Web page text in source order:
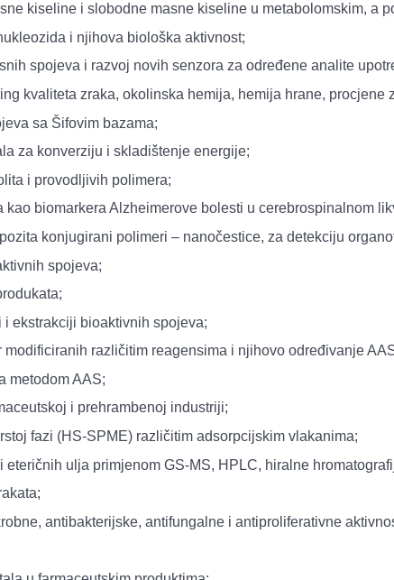
kiseline i slobodne masne kiseline u metabolomskim, a
i njihova biološka aktivnost;
spojeva i razvoj novih senzora za određene analite
kvaliteta zraka, okolinska hemija, hemija hrane, procjene
sa Šifovim bazama;
za konverziju i skladištenje energije;
i provodljivih polimera;
biomarkera Alzheimerove bolesti u cerebrospinalnom
konjugirani polimeri – nanočestice, za detekciju
spojeva;
ekstrakciji bioaktivnih spojeva;
različitim reagensima i njihovo određivanje
metodom AAS;
i prehrambenoj industriji;
fazi (HS-SPME) različitim adsorpcijskim vlakanima;
ulja primjenom GS-MS, HPLC, hiralne
antibakterijske, antifungalne i antiproliferativne